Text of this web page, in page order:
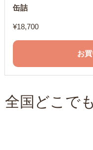
缶詰
¥18,700
お
全国どこで